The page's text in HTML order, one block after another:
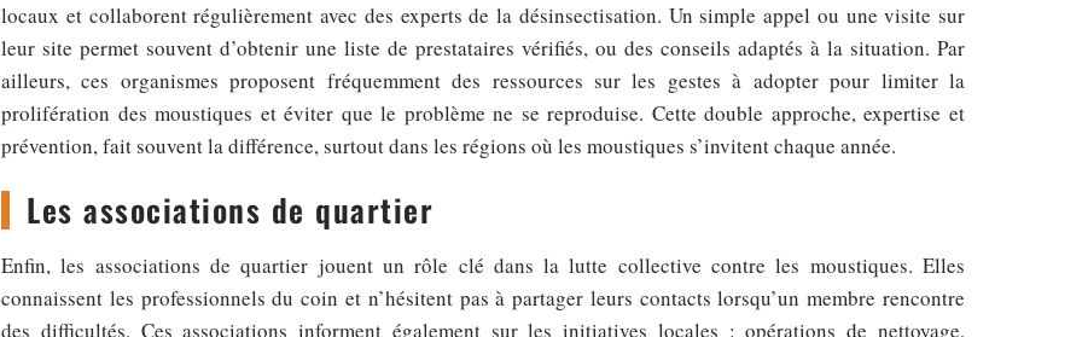
locaux et collaborent régulièrement avec des experts de la désinsectisation. Un simple appel ou une visite sur
leur site permet souvent d’obtenir une liste de prestataires vérifiés, ou des conseils adaptés à la situation. Par
ailleurs, ces organismes proposent fréquemment des ressources sur les gestes à adopter pour limiter la
prolifération des moustiques et éviter que le problème ne se reproduise. Cette double approche, expertise et
prévention, fait souvent la différence, surtout dans les régions où les moustiques s’invitent chaque année.
Les associations de quartier
Enfin, les associations de quartier jouent un rôle clé dans la lutte collective contre les moustiques. Elles
connaissent les professionnels du coin et n’hésitent pas à partager leurs contacts lorsqu’un membre rencontre
des difficultés. Ces associations informent également sur les initiatives locales : opérations de nettoyage,